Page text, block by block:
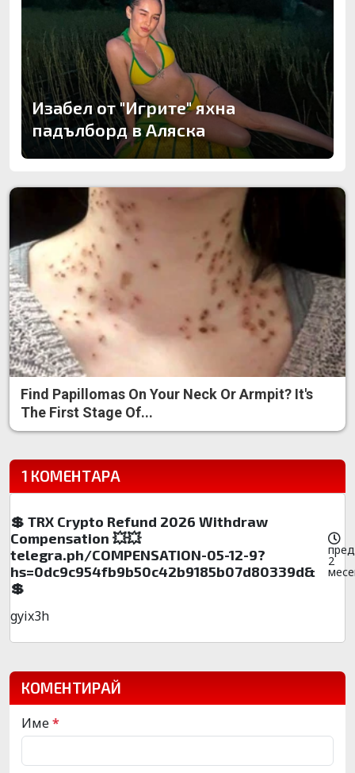
Изабел от "Игрите" яхна
падълборд в Аляска
Find Papillomas On Your Neck Or Armpit? It's
The First Stage Of...
1 КОМЕНТАРА
💲 TRX Crypto Refund 2026 Withdraw
Compensation 💥💥
telegra.ph/COMPENSATION-05-12-9?
hs=0dc9c954fb9b50c42b9185b07d80339d&
💲
2
gyix3h
КОМЕНТИРАЙ
Име*